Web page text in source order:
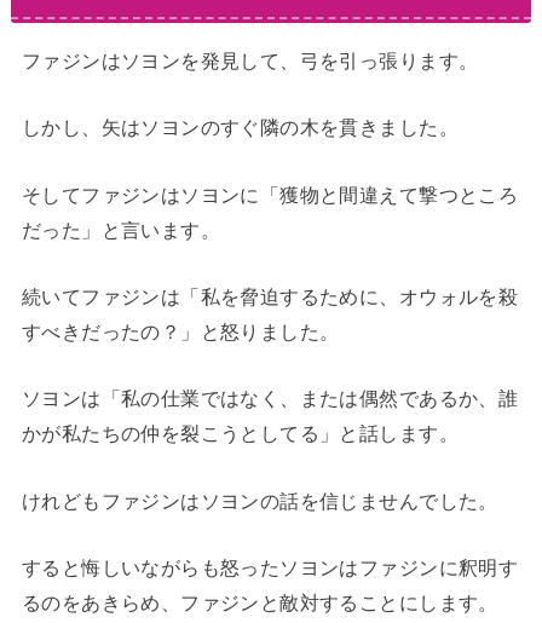
ファジンはソヨンを発見して、弓を引っ張ります。
しかし、矢はソヨンのすぐ隣の木を貫きました。
そしてファジンはソヨンに「獲物と間違えて撃つところ
だった」と言います。
続いてファジンは「私を脅迫するために、オウォルを殺
すべきだったの？」と怒りました。
ソヨンは「私の仕業ではなく、または偶然であるか、誰
かが私たちの仲を裂こうとしてる」と話します。
けれどもファジンはソヨンの話を信じませんでした。
すると悔しいながらも怒ったソヨンはファジンに釈明す
るのをあきらめ、ファジンと敵対することにします。